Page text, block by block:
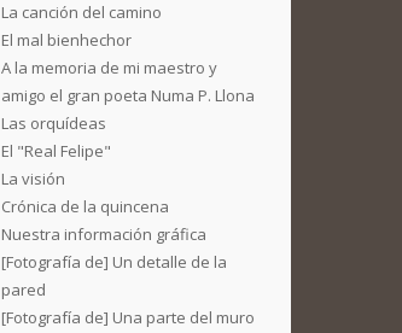
La canción del camino
El mal bienhechor
A la memoria de mi maestro y
amigo el gran poeta Numa P. Llona
Las orquídeas
El "Real Felipe"
La visión
Crónica de la quincena
Nuestra información gráfica
[Fotografía de] Un detalle de la
pared
[Fotografía de] Una parte del muro